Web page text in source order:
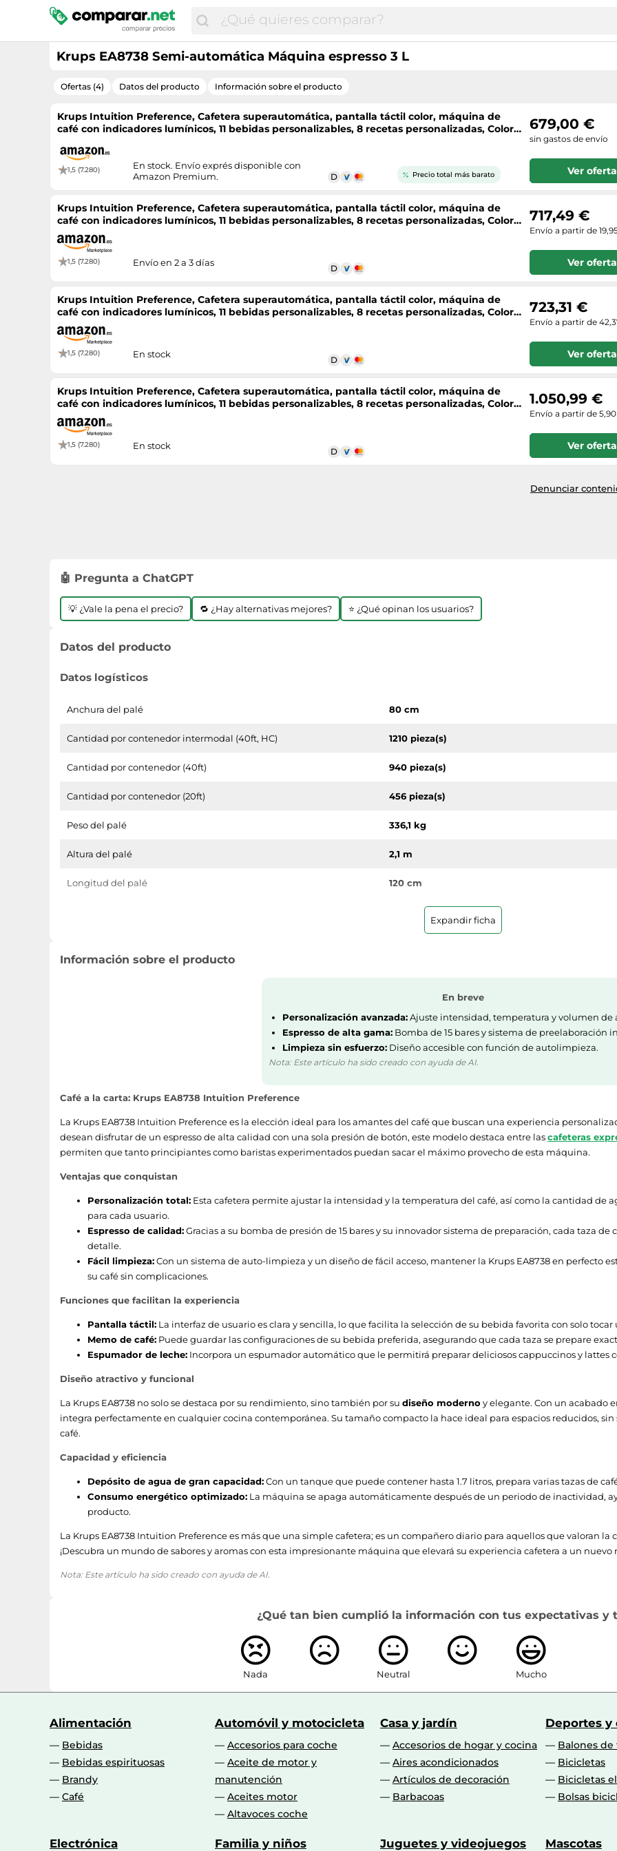
Krups EA8738 Semi-automática Máquina espresso 3 L
Ofertas (4) Datos del producto Información sobre el producto
Krups Intuition Preference, Cafetera superautomática, pantalla táctil color, máquina de
café con indicadores lumínicos, 11 bebidas personalizables, 8 recetas personalizadas, Color
1,5 (7.280)
Precio total más barato
En stock. Envío exprés disponible con
Amazon Premium.
679,00 €
sin gastos de envío
Ver oferta
Krups Intuition Preference, Cafetera superautomática, pantalla táctil color, máquina de
café con indicadores lumínicos, 11 bebidas personalizables, 8 recetas personalizadas, Color
Negra, EA8738
1,5 (7.280) Envío en 2 a 3 días
717,49 €
Envío a partir de
Ver oferta
Krups Intuition Preference, Cafetera superautomática, pantalla táctil color, máquina de
café con indicadores lumínicos, 11 bebidas personalizables, 8 recetas personalizadas, Color
Negra, EA8738
1,5 (7.280) En stock
723,31 €
Envío a partir de
Ver oferta
Krups Intuition Preference, Cafetera superautomática, pantalla táctil color, máquina de
café con indicadores lumínicos, 11 bebidas personalizables, 8 recetas personalizadas, Color
Negra, EA8738
1,5 (7.280) En stock
1.050,99 €
Envío a partir de
Ver oferta
Denunciar
🤖 Pregunta a ChatGPT
💡 ¿Vale la pena el precio? 🔁 ¿Hay alternativas mejores? ⭐ ¿Qué opinan los usuarios?
Datos del producto
Datos logísticos
Anchura del palé 80 cm
Cantidad por contenedor intermodal (40ft, HC) 1210 pieza(s)
Cantidad por contenedor (40ft) 940 pieza(s)
Cantidad por contenedor (20ft) 456 pieza(s)
Peso del palé 336,1 kg
Altura del palé 2,1 m
Longitud del palé 120 cm
405 mm
Potencia
Ergonomía
Indicador de cal
Reservorio de agua extraible Si
Tipo de visualizador OLED
Pantalla incorporada Si
Funciones y programas de cocina
Preparación de cappuccino
Preparación de espresso
Desempeño
País de origen Francia
Si
Temperatura ajustable Si
Sistema de calefacción Bloqueo térmico
Sistema de agua caliente Si
Expandir ficha
Información sobre el producto
En breve
Personalización avanzada:Ajuste intensidad, temperatura y volumen de
Espresso de alta gama:Bomba de 15 bares y sistema de preelaboración
Limpieza sin esfuerzo:Diseño accesible con función de autolimpieza.
Nota: Este artículo ha sido creado con ayuda de AI.
Café a la carta: Krups EA8738 Intuition Preference
La Krups EA8738 Intuition Preference es la elección ideal para los amantes del café que buscan una experiencia
desean disfrutar de un espresso de alta calidad con una sola presión de botón, este modelo destaca entre lascafeteras
permiten que tanto principiantes como baristas experimentados puedan sacar el máximo provecho de esta máquina.
Ventajas que conquistan
Personalización total: Esta cafetera permite ajustar la intensidad y la temperatura del café, así como la cantidad de
para cada usuario.
Espresso de calidad:Gracias a su bomba de presión de 15 bares y su innovador sistema de preparación, cada taza
detalle.
Fácil limpieza:Con un sistema de auto-limpieza y un diseño de fácil acceso, mantener la Krups EA8738 en perfecto
su café sin complicaciones.
Funciones que facilitan la experiencia
Pantalla táctil: La interfaz de usuario es clara y sencilla, lo que facilita la selección de su bebida favorita con solo tocar
Memo de café: Puede guardar las configuraciones de su bebida preferida, asegurando que cada taza se prepare
Espumador de leche: Incorpora un espumador automático que le permitirá preparar deliciosos cappuccinos y lattes
Diseño atractivo y funcional
La Krups EA8738 no solo se destaca por su rendimiento, sino también por su diseño moderno y elegante. Con un acabado
integra perfectamente en cualquier cocina contemporánea. Su tamaño compacto la hace ideal para espacios reducidos,
café.
Capacidad y eficiencia
Depósito de agua de gran capacidad:Con un tanque que puede contener hasta 1.7 litros, prepara varias tazas de
Consumo energético optimizado: La máquina se apaga automáticamente después de un periodo de inactividad,
producto.
La Krups EA8738 Intuition Preference es más que una simple cafetera; es un compañero diario para aquellos que valoran la
¡Descubra un mundo de sabores y aromas con esta impresionante máquina que elevará su experiencia cafetera a un nuevo
Nota: Este artículo ha sido creado con ayuda de AI.
¿Qué tan bien cumplió la información con tus expectativas y
Nada Neutral Mucho
Alimentación
Bebidas
Bebidas espirituosas
Brandy
Café
Automóvil y motocicleta
Accesorios para coche
Aceite de motor y
manutención
Aceites motor
Altavoces coche
Casa y jardín
Accesorios de hogar y cocina
Aires acondicionados
Artículos de decoración
Barbacoas
Deportes y
Balones
Bicicletas
Bicicletas
Bolsas
Electrónica Familia y niños Juguetes y videojuegos Mascotas